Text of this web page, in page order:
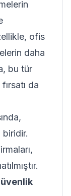
ofis
daha
bu tür
da